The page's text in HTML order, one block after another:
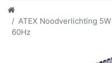
ATEX Noodverlichting
60Hz